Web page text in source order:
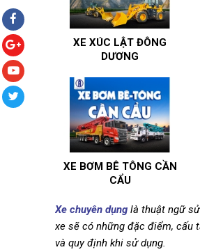
XE XÚC LẬT ĐÔNG
DƯƠNG
XE BƠM BÊ TÔNG CẦN
CẨU
Xe chuyên dụng là thuật ngữ
xe sẽ có những đặc điểm, cấu
và quy định khi sử dụng.